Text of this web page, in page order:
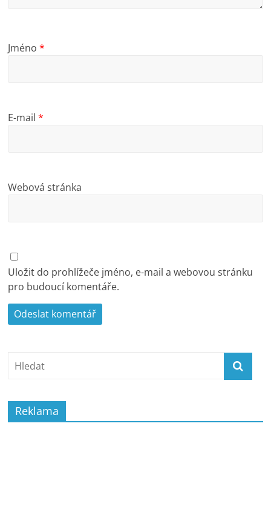
Jméno*
E-mail*
Webová stránka
Uložit do prohlížeče jméno, e-mail a webovou stránku
pro budoucí komentáře.
Reklama